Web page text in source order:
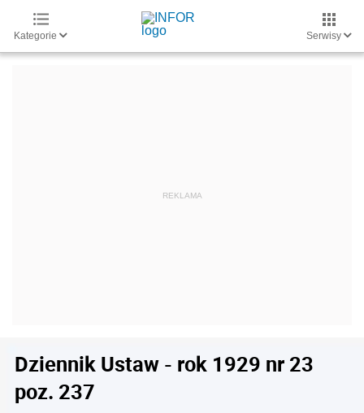
Kategorie Serwisy
Dziennik Ustaw - rok 1929 nr 23
poz. 237